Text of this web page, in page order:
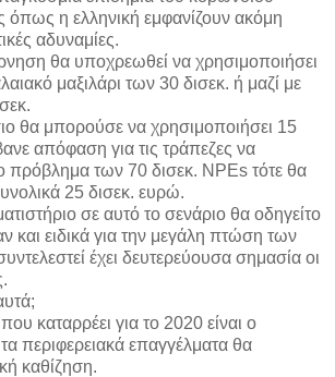
όπως η ελληνική εμφανίζουν ακόμη
αδυναμίες.
θα υποχρεωθεί να χρησιμοποιήσει
μαξιλάρι των 30 δισεκ. ή μαζί με
θα μπορούσε να χρησιμοποιήσει 15
απόφαση για τις τράπεζες να
πρόβλημα των 70 δισεκ. NPEs τότε θα
25 δισεκ. ευρώ.
σε αυτό το σενάριο θα οδηγείτο
και ειδικά για την μεγάλη πτώση των
έχει δευτερεύουσα σημασία οι
καταρρέει για το 2020 είναι ο
περιφερειακά επαγγέλματα θα
καθίζηση.